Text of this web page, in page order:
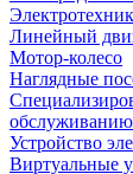
Линейный
Мотор-колесо
Наглядные
Устройство
Виртуальные